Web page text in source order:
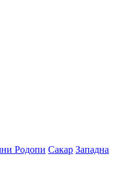
Родопи Сакар Западна